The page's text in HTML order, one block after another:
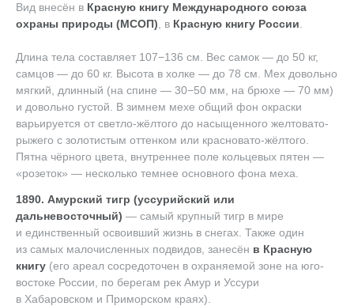
Вид внесён в Красную книгу Международного союза
охраны природы (МСОП) , в Красную книгу России
Длина тела составляет 107−136 см. Вес самок — до 50 кг,
самцов — до 60 кг. Высота в холке — до 78 см. Мех довольно
мягкий, длинный (на спине — 30−50 мм, на брюхе — 70 мм)
и довольно густой. В зимнем мехе общий фон окраски
варьируется от светло-жёлтого до насыщенного желтовато-
рыжего с золотистым оттенком или красновато-жёлтого.
Пятна чёрного цвета, внутреннее поле кольцевых пятен —
«розеток» — несколько темнее основного фона меха.
1890. Амурский тигр (уссурийский или
дальневосточный) — самый крупный тигр в мире
и единственный освоивший жизнь в снегах. Также один
из самых малочисленных подвидов, занесён в Красную
книгу (его ареал сосредоточен в охраняемой зоне на юго-
востоке России, по берегам рек Амур и Уссури
в Хабаровском и Приморском краях).